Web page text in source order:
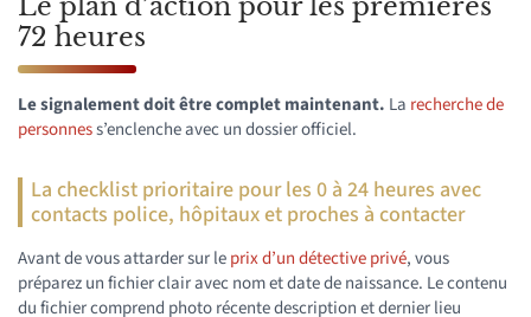
Le plan d’action pour les premières
72 heures
Le signalement doit être complet maintenant. La recherche de
personness’enclenche avec un dossier officiel.
La checklist prioritaire pour les 0 à 24 heures avec
contacts police, hôpitaux et proches à contacter
Avant de vous attarder sur leprix d’un détective privé, vous
préparez un fichier clair avec nom et date de naissance. Le contenu
du fichier comprend photo récente description et dernier lieu